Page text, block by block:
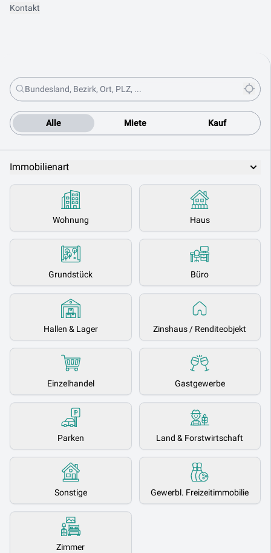
Alle Miete Kauf
Immobilienart
Wohnung Haus
Grundstück Büro
Hallen & Lager Zinshaus / Renditeobjekt
Einzelhandel Gastgewerbe
Parken Land & Forstwirtschaft
Sonstige Gewerbl. Freizeitimmobilie
Zimmer
Kontakt